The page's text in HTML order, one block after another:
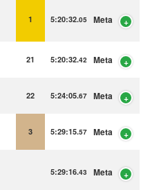
1 5:20:32.05 Meta
21 5:20:32.42 Meta
22 5:24:05.67 Meta
3 5:29:15.57 Meta
5:29:16.43 Meta